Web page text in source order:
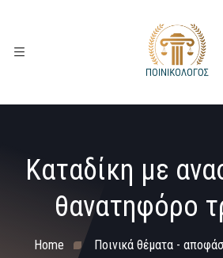
Καταδίκη με
θανατηφόρο
Home
Ποινικά θέματα -